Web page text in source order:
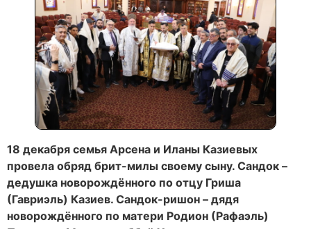
18 декабря cемья Арсена и Иланы Казиевых
провела обряд брит-милы своему сыну. Сандок –
дедушка новорождённого по отцу Гриша
(Гавриэль) Казиев. Сандок-ришон – дядя
новорождённого по матери Родион (Рафаэль)